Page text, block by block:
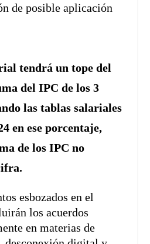
de posible aplicación
tendrá un tope del
del IPC de los 3
las tablas salariales
en ese porcentaje,
de los IPC no
esbozados en el
los acuerdos
en materias de